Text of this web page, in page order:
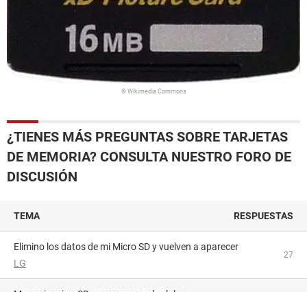
© Wikimedia Commons
¿TIENES MÁS PREGUNTAS SOBRE TARJETAS
DE MEMORIA? CONSULTA NUESTRO FORO DE
DISCUSIÓN
TEMA RESPUESTAS
Elimino los datos de mi Micro SD y vuelven a aparecer
LG
27